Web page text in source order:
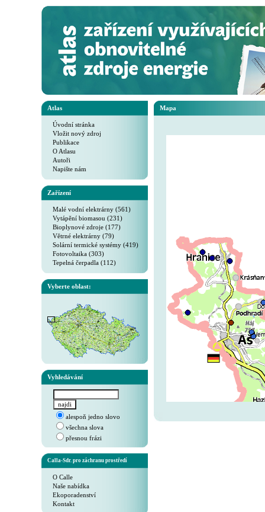
Atlas
Úvodní stránka
Vložit nový zdroj
Publikace
O Atlasu
Autoři
Napište nám
Zařízení
Malé vodní elektrárny (561)
Vytápění biomasou (231)
Bioplynové zdroje (177)
Větrné elektrárny (79)
Solární termické systémy (419)
Fotovoltaika (303)
Tepelná čerpadla (112)
Vyberte oblast:
Vyhledávání
alespoň jedno slovo
všechna slova
přesnou frázi
Calla-Sdr. pro záchranu prostředí
O Calle
Naše nabídka
Ekoporadenství
Kontakt
Mapa